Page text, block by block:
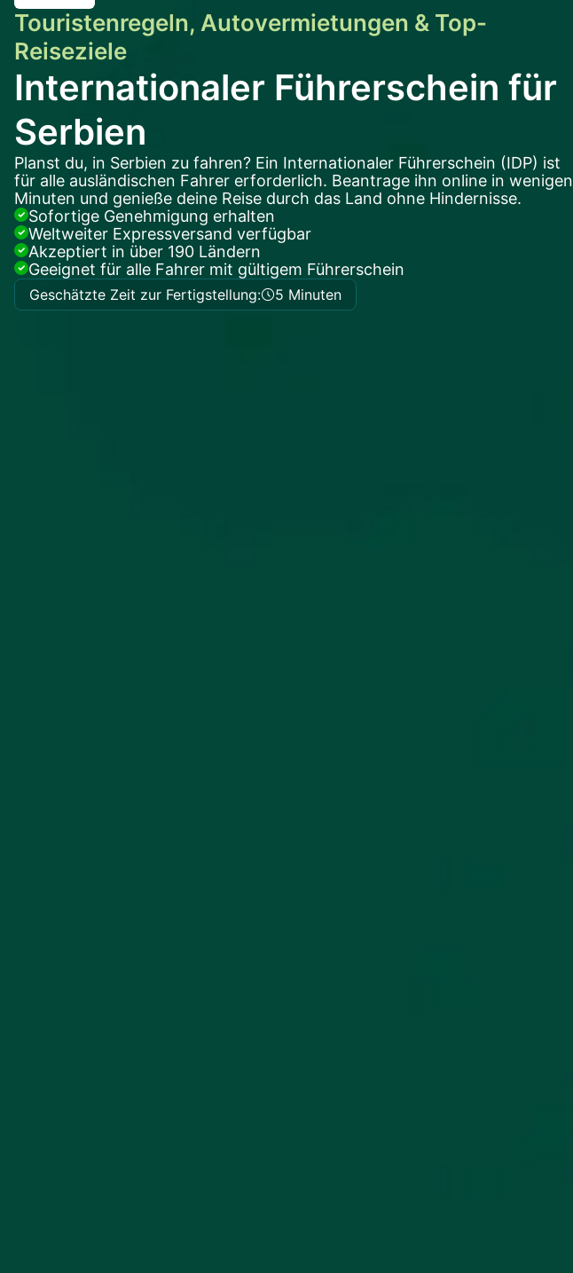
Touristenregeln, Autovermietungen & Top-
Reiseziele
Internationaler Führerschein für
Serbien
Planst du, in Serbien zu fahren? Ein Internationaler Führerschein (IDP) ist
für alle ausländischen Fahrer erforderlich. Beantrage ihn online in wenigen
Minuten und genieße deine Reise durch das Land ohne Hindernisse.
Sofortige Genehmigung erhalten
Weltweiter Expressversand verfügbar
Akzeptiert in über 190 Ländern
Geeignet für alle Fahrer mit gültigem Führerschein
Geschätzte Zeit zur Fertigstellung: 5 Minuten